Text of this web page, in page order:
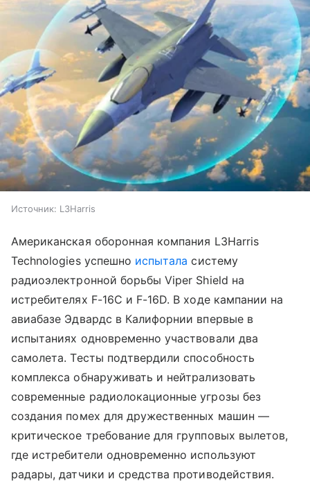
Источник: L3Harris
Американская оборонная компания L3Harris
Technologies успешно испытала систему
радиоэлектронной борьбы Viper Shield на
истребителях F-16C и F-16D. В ходе кампании на
авиабазе Эдвардс в Калифорнии впервые в
испытаниях одновременно участвовали два
самолета. Тесты подтвердили способность
комплекса обнаруживать и нейтрализовать
современные радиолокационные угрозы без
создания помех для дружественных машин —
критическое требование для групповых вылетов,
где истребители одновременно используют
радары, датчики и средства противодействия.